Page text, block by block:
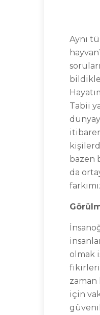
Aynı
Tabii
bazen
da
olmak
fikirleri
zaman
için